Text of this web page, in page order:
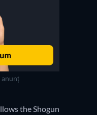
anunț
the Shogun